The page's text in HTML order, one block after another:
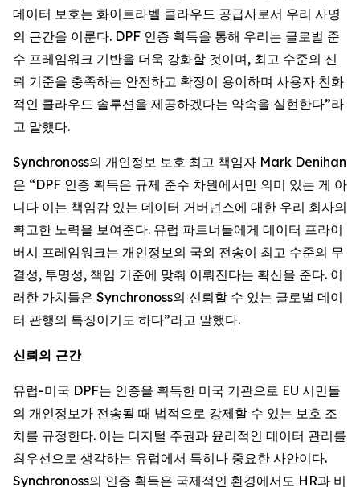
데이터 보호는 화이트라벨 클라우드 공급사로서 우리 사명
의 근간을 이룬다. DPF 인증 획득을 통해 우리는 글로벌 준
수 프레임워크 기반을 더욱 강화할 것이며, 최고 수준의 신
뢰 기준을 충족하는 안전하고 확장이 용이하며 사용자 친화
적인 클라우드 솔루션을 제공하겠다는 약속을 실현한다”라
고 말했다.
Synchronoss의 개인정보 보호 최고 책임자 Mark Denihan
은 “DPF 인증 획득은 규제 준수 차원에서만 의미 있는 게 아
니다 이는 책임감 있는 데이터 거버넌스에 대한 우리 회사의
확고한 노력을 보여준다. 유럽 파트너들에게 데이터 프라이
버시 프레임워크는 개인정보의 국외 전송이 최고 수준의 무
결성, 투명성, 책임 기준에 맞춰 이뤄진다는 확신을 준다. 이
러한 가치들은 Synchronoss의 신뢰할 수 있는 글로벌 데이
터 관행의 특징이기도 하다”라고 말했다.
신뢰의 근간
유럽-미국 DPF는 인증을 획득한 미국 기관으로 EU 시민들
의 개인정보가 전송될 때 법적으로 강제할 수 있는 보호 조
치를 규정한다. 이는 디지털 주권과 윤리적인 데이터 관리를
최우선으로 생각하는 유럽에서 특히나 중요한 사안이다.
Synchronoss의 인증 획득은 국제적인 환경에서도 HR과 비